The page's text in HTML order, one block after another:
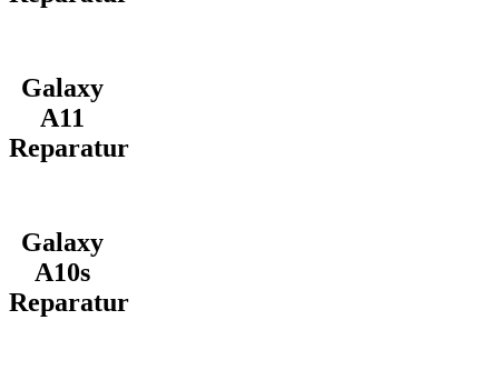
Galaxy
A11
Reparatur
Galaxy
A10s
Reparatur